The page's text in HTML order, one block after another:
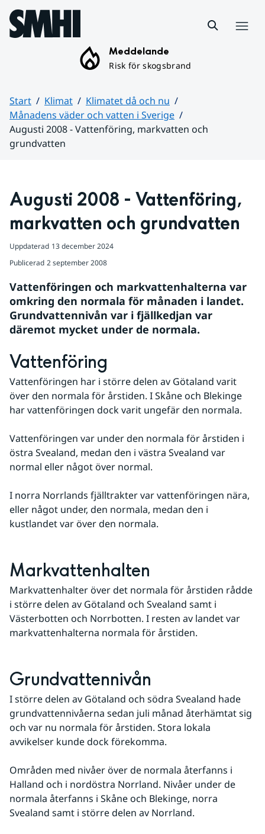
Hoppa till sidans innehåll
Meddelande
Risk för skogsbrand
Start Klimat
Klimatet då och nu
Månadens väder och vatten i Sverige
Augusti 2008 - Vattenföring, markvatten och
grundvatten
Augusti 2008 - Vattenföring,
markvatten och grundvatten
Uppdaterad 13 december 2024
Publicerad 2 september 2008
Vattenföringen och markvattenhalterna var
omkring den normala för månaden i landet.
Grundvattennivån var i fjällkedjan var
däremot mycket under de normala.
Vattenföring
Vattenföringen har i större delen av Götaland varit
över den normala för årstiden. I Skåne och Blekinge
har vattenföringen dock varit ungefär den normala.
Vattenföringen var under den normala för årstiden i
östra Svealand, medan den i västra Svealand var
normal eller något över normal.
I norra Norrlands fjälltrakter var vattenföringen nära,
eller något under, den normala, medan den i
kustlandet var över den normala.
Markvattenhalten
Markvattenhalter över det normala för årstiden rådde
i större delen av Götaland och Svealand samt i
Västerbotten och Norrbotten. I resten av landet var
markvattenhalterna normala för årstiden.
Grundvattennivån
I större delen av Götaland och södra Svealand hade
grundvattennivåerna sedan juli månad återhämtat sig
och var nu normala för årstiden. Stora lokala
avvikelser kunde dock förekomma.
Områden med nivåer över de normala återfanns i
Halland och i nordöstra Norrland. Nivåer under de
normala återfanns i Skåne och Blekinge, norra
Svealand samt i större delen av Norrland.